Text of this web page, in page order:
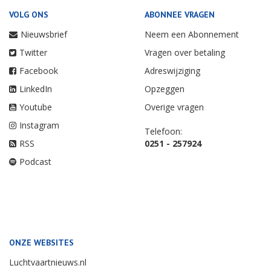
VOLG ONS
Nieuwsbrief
Twitter
Facebook
LinkedIn
Youtube
Instagram
RSS
Podcast
ABONNEE VRAGEN
Neem een Abonnement
Vragen over betaling
Adreswijziging
Opzeggen
Overige vragen
Telefoon:
0251 - 257924
ONZE WEBSITES
Luchtvaartnieuws.nl